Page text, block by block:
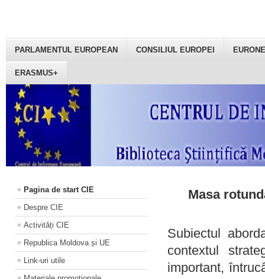
PARLAMENTUL EUROPEAN CONSILIUL EUROPEI
ERASMUS+
Pagina de start CIE
Despre CIE
Activități CIE
Republica Moldova și UE
Link-uri utile
Masa
Subiectul
contextul
important,